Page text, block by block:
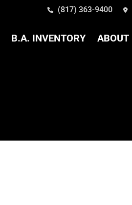
(817) 363-9400
B.A. INVENTORY ABOUT